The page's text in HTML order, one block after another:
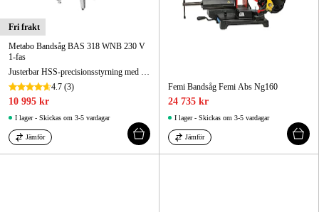
Fri frakt
Metabo Bandsåg BAS 318 WNB 230 V
1-fas
Justerbar HSS-precisionsstyrning med tre rullar för sågklingan upptill och nedtill för exakta sågresultat.
4.7 (3)
10 995 kr
I lager - Skickas om 3-5 vardagar
Jämför
Femi Bandsåg Femi Abs Ng160
24 735 kr
I lager - Skickas om 3-5 vardagar
Jämför